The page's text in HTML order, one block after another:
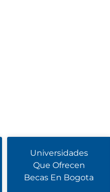
Universidades
Que Ofrecen
Becas En Bogota